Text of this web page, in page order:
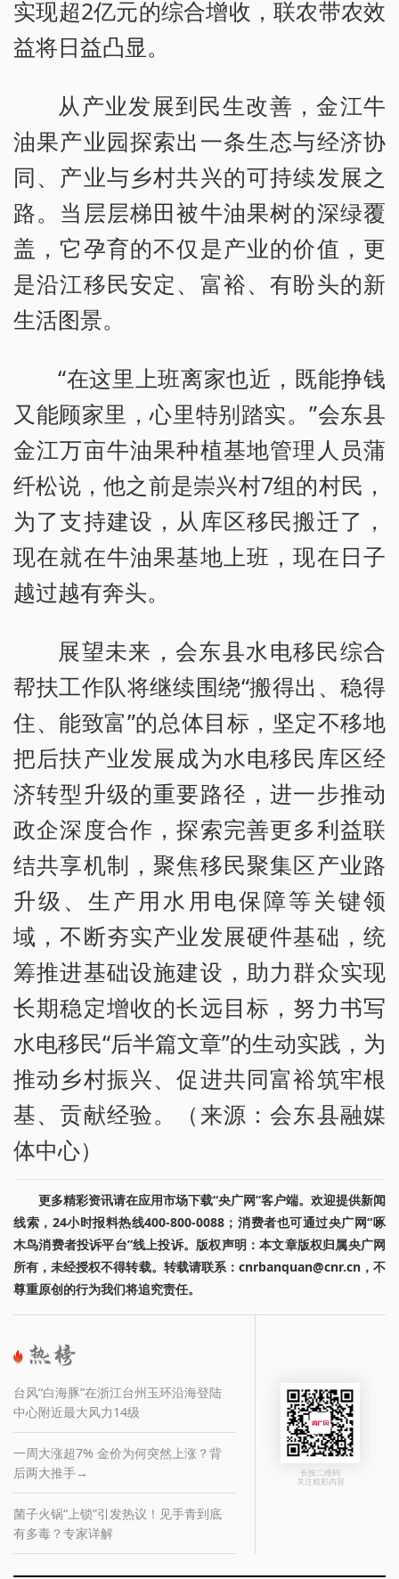
实现超2亿元的综合增收，联农带农效
益将日益凸显。
从产业发展到民生改善，金江牛
油果产业园探索出一条生态与经济协
同、产业与乡村共兴的可持续发展之
路。当层层梯田被牛油果树的深绿覆
盖，它孕育的不仅是产业的价值，更
是沿江移民安定、富裕、有盼头的新
生活图景。
“在这里上班离家也近，既能挣钱
又能顾家里，心里特别踏实。”会东县
金江万亩牛油果种植基地管理人员蒲
纤松说，他之前是崇兴村7组的村民，
为了支持建设，从库区移民搬迁了，
现在就在牛油果基地上班，现在日子
越过越有奔头。
展望未来，会东县水电移民综合
帮扶工作队将继续围绕“搬得出、稳得
住、能致富”的总体目标，坚定不移地
把后扶产业发展成为水电移民库区经
济转型升级的重要路径，进一步推动
政企深度合作，探索完善更多利益联
结共享机制，聚焦移民聚集区产业路
升级、生产用水用电保障等关键领
域，不断夯实产业发展硬件基础，统
筹推进基础设施建设，助力群众实现
长期稳定增收的长远目标，努力书写
水电移民“后半篇文章”的生动实践，为
推动乡村振兴、促进共同富裕筑牢根
基、贡献经验。（来源：会东县融媒
体中心）
更多精彩资讯请在应用市场下载“央广网”客户端。欢迎提供新闻
线索，24小时报料热线400-800-0088；消费者也可通过央广网“啄
木鸟消费者投诉平台”线上投诉。版权声明：本文章版权归属央广网
所有，未经授权不得转载。转载请联系：cnrbanquan@cnr.cn，不
尊重原创的行为我们将追究责任。
台风“白海豚”在浙江台州玉环沿海登陆
中心附近最大风力14级
一周大涨超7% 金价为何突然上涨？背
后两大推手→
菌子火锅“上锁”引发热议！见手青到底
有多毒？专家详解
长按二维码
关注精彩内容